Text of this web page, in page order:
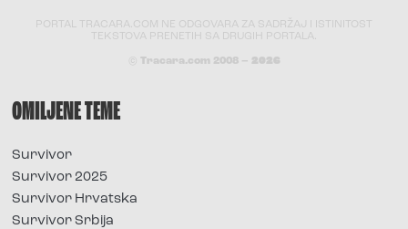
PORTAL TRACARA.COM NE ODGOVARA ZA SADRŽAJ I ISTINITOST
TEKSTOVA PRENETIH SA DRUGIH PORTALA.
© Tracara.com 2008 – 2026
OMILJENE TEME
Survivor
Survivor 2025
Survivor Hrvatska
Survivor Srbija